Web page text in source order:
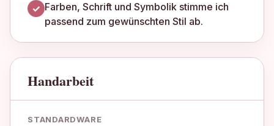
✓ Farben, Schrift und Symbolik stimme ich
passend zum gewünschten Stil ab.
Handarbeit